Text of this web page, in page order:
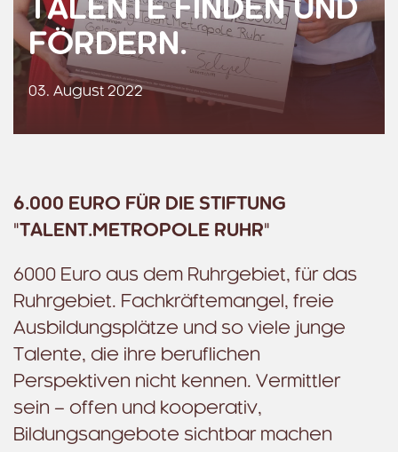
TALENTE FINDEN UND
FÖRDERN.
03. August 2022
6.000 EURO FÜR DIE STIFTUNG
"TALENT.METROPOLE RUHR"
6000 Euro aus dem Ruhrgebiet, für das
Ruhrgebiet. Fachkräftemangel, freie
Ausbildungsplätze und so viele junge
Talente, die ihre beruflichen
Perspektiven nicht kennen. Vermittler
sein – offen und kooperativ,
Bildungsangebote sichtbar machen